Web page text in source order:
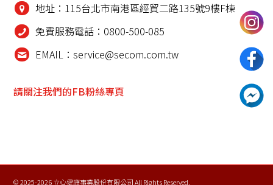
0800-500-085
請至聯絡我們填寫表單，
地址：115台北市南港區經貿二路135號9樓F棟
免費服務電話：0800-500-085
EMAIL：service@secom.com.tw
請關注我們的FB粉絲專頁
© 2025-2026 立心健康事業股份有限公司 All Rights Reserved.